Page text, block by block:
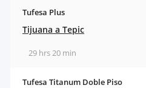
Tufesa Plus
Tijuana a Tepic
29 hrs 20 min
Tufesa Titanum Doble Piso